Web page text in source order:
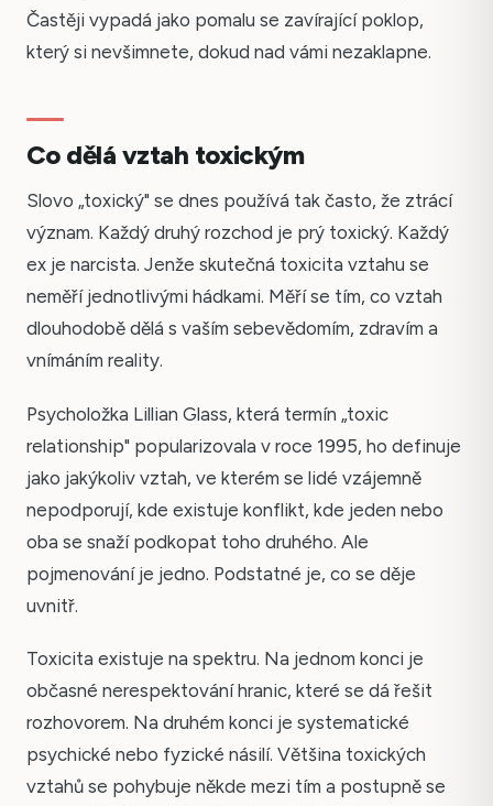
Častěji vypadá jako pomalu se zavírající poklop,
který si nevšimnete, dokud nad vámi nezaklapne.
Co dělá vztah toxickým
Slovo „toxický" se dnes používá tak často, že ztrácí
význam. Každý druhý rozchod je prý toxický. Každý
ex je narcista. Jenže skutečná toxicita vztahu se
neměří jednotlivými hádkami. Měří se tím, co vztah
dlouhodobě dělá s vaším sebevědomím, zdravím a
vnímáním reality.
Psycholožka Lillian Glass, která termín „toxic
relationship" popularizovala v roce 1995, ho definuje
jako jakýkoliv vztah, ve kterém se lidé vzájemně
nepodporují, kde existuje konflikt, kde jeden nebo
oba se snaží podkopat toho druhého. Ale
pojmenování je jedno. Podstatné je, co se děje
uvnitř.
Toxicita existuje na spektru. Na jednom konci je
občasné nerespektování hranic, které se dá řešit
rozhovorem. Na druhém konci je systematické
psychické nebo fyzické násilí. Většina toxických
vztahů se pohybuje někde mezi tím a postupně se